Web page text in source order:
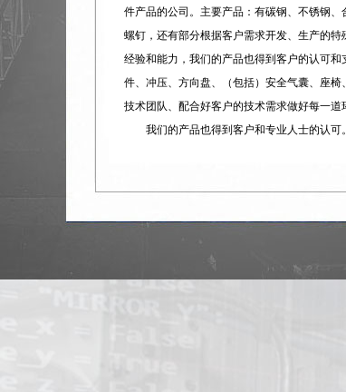
件产品的公司。主要产品：有碳钢、不锈钢
螺钉，还有部分根据客户需求开发、生产的
经验和能力，我们的产品也得到客户的认可
件、冲压、方向盘、（包括）安全气囊、座
技术团队、配合好客户的技术需求做好每一道
我们的产品也得到客户和专业人士的认可